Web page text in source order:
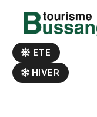
ETE
HIVER